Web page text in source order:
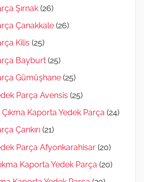
Şırnak (26)
Çanakkale (26)
Kilis (25)
Bayburt (25)
Gümüşhane (25)
Parça Avensis (25)
Kaporta Yedek Parça (24)
Çankırı (21)
Parça Afyonkarahisar (20)
Kaporta Yedek Parça (20)